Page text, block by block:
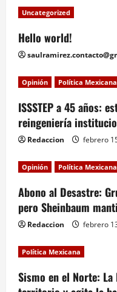
Uncategorized
Hello world!
Opinión Política Mexicana
ISSSTEP a 45 años:
reingeniería
Redaccion febrero
Opinión Política Mexicana
Abono al Desastre:
pero Sheinbaum
Redaccion febrero
Política Mexicana
Sismo en el Norte: